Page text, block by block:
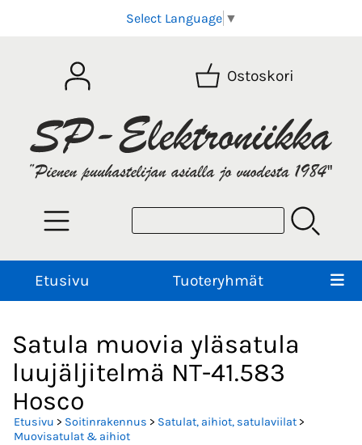
Select Language ▼
Ostoskori
Etusivu Tuoteryhmät
Satula muovia yläsatula
luujäljitelmä NT-41.583
Hosco
Etusivu > Soitinrakennus > Satulat, aihiot, satulaviilat>
Muovisatulat & aihiot